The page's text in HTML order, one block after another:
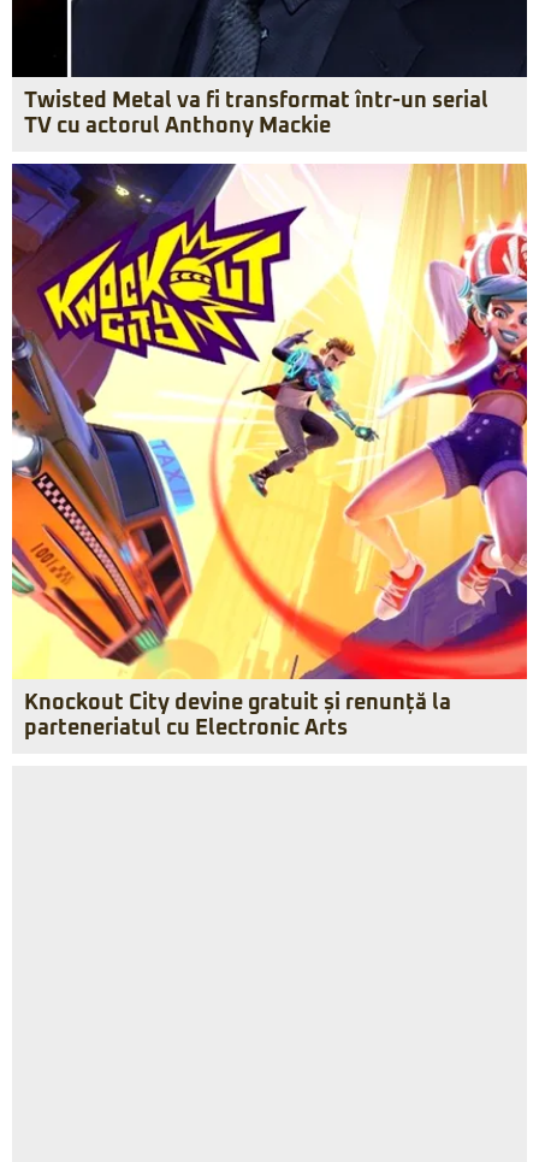
Twisted Metal va fi transformat într-un serial
TV cu actorul Anthony Mackie
Knockout City devine gratuit și renunță la
parteneriatul cu Electronic Arts